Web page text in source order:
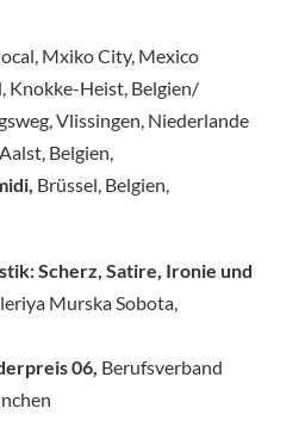
Mxiko City, Mexico
Knokke-Heist, Belgien/
Vlissingen, Niederlande
Belgien,
Brüssel, Belgien,
Scherz, Satire, Ironie und
Murska Sobota,
06, Berufsverband